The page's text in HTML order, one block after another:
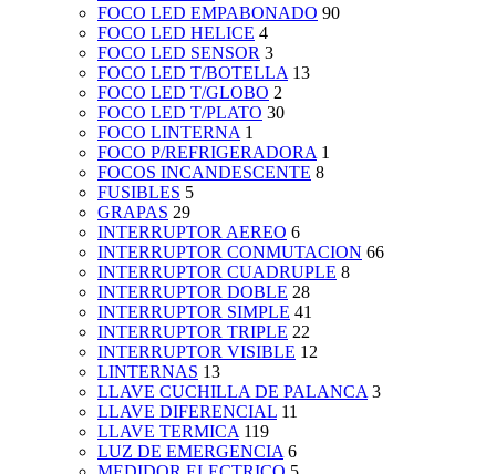
FOCO LED EMPABONADO 90
FOCO LED HELICE 4
FOCO LED SENSOR 3
FOCO LED T/BOTELLA 13
FOCO LED T/GLOBO 2
FOCO LED T/PLATO 30
FOCO LINTERNA 1
FOCO P/REFRIGERADORA 1
FOCOS INCANDESCENTE 8
FUSIBLES 5
GRAPAS 29
INTERRUPTOR AEREO 6
INTERRUPTOR CONMUTACION 66
INTERRUPTOR CUADRUPLE 8
INTERRUPTOR DOBLE 28
INTERRUPTOR SIMPLE 41
INTERRUPTOR TRIPLE 22
INTERRUPTOR VISIBLE 12
LINTERNAS 13
LLAVE CUCHILLA DE PALANCA 3
LLAVE DIFERENCIAL 11
LLAVE TERMICA 119
LUZ DE EMERGENCIA 6